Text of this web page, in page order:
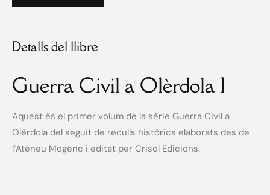
Detalls del llibre
Guerra Civil a Olèrdola I
Aquest és el primer volum de la sèrie Guerra Civil a
Olèrdola del seguit de reculls històrics elaborats des de
l’Ateneu Mogenc i editat per Crisol Edicions.